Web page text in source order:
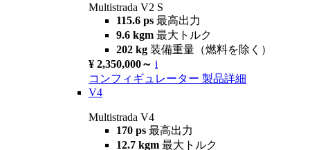
Multistrada V2 S
115.6 ps 最高出力
9.6 kgm 最大トルク
202 kg 装備重量（燃料を除く）
¥ 2,350,000～ i
コンフィギュレーター 製品詳細
V4
Multistrada V4
170 ps 最高出力
12.7 kgm 最大トルク